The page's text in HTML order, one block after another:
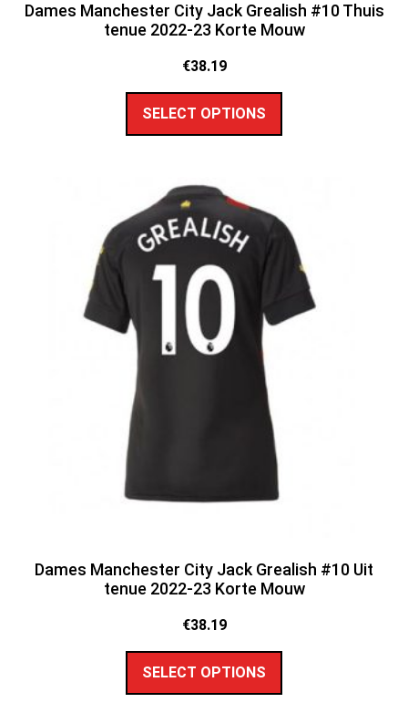
Dames Manchester City Jack Grealish #10 Thuis
tenue 2022-23 Korte Mouw
€38.19
SELECT OPTIONS
Dames Manchester City Jack Grealish #10 Uit
tenue 2022-23 Korte Mouw
€38.19
SELECT OPTIONS